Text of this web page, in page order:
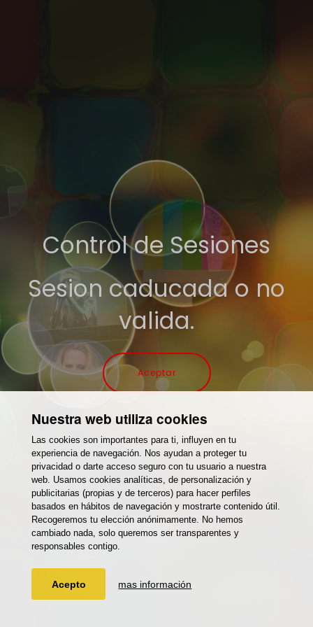
Nuestra web utiliza cookies
Las cookies son importantes para ti, influyen en tu
experiencia de navegación. Nos ayudan a proteger tu
privacidad o darte acceso seguro con tu usuario a nuestra
web. Usamos cookies analíticas, de personalización y
publicitarias (propias y de terceros) para hacer perfiles
basados en hábitos de navegación y mostrarte contenido útil.
Recogeremos tu elección anónimamente. No hemos
cambiado nada, solo queremos ser transparentes y
responsables contigo.
Acepto mas información
Control de Sesiones
Sesion caducada o no
valida.
Aceptar